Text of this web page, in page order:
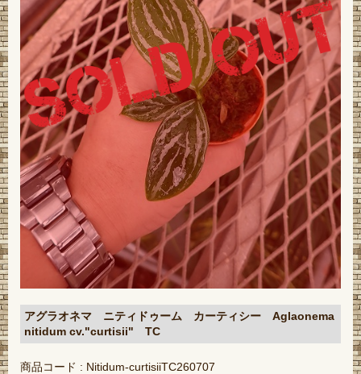
アグラオネマ ニティドゥーム カーティシー Aglaonema
nitidum cv."curtisii" TC
商品コード : Nitidum-curtisiiTC260707